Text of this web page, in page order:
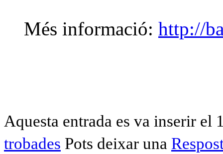
Més informació: http://
Aquesta entrada es va inserir el
trobades Pots deixar una